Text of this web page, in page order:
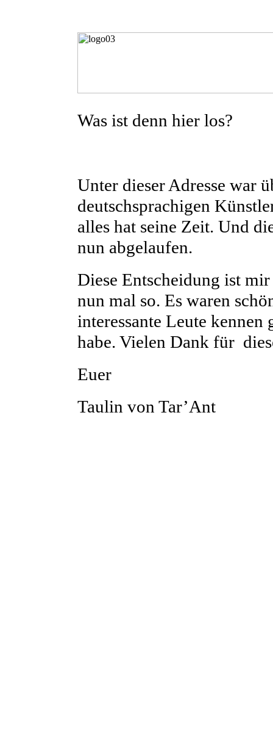
Was ist denn hier los?
Unter dieser Adresse war
deutschsprachigen
alles hat seine Zeit. Und
nun abgelaufen.
Diese Entscheidung ist
nun mal so. Es waren
interessante Leute
habe. Vielen Dank für
Euer
Taulin von Tar’Ant